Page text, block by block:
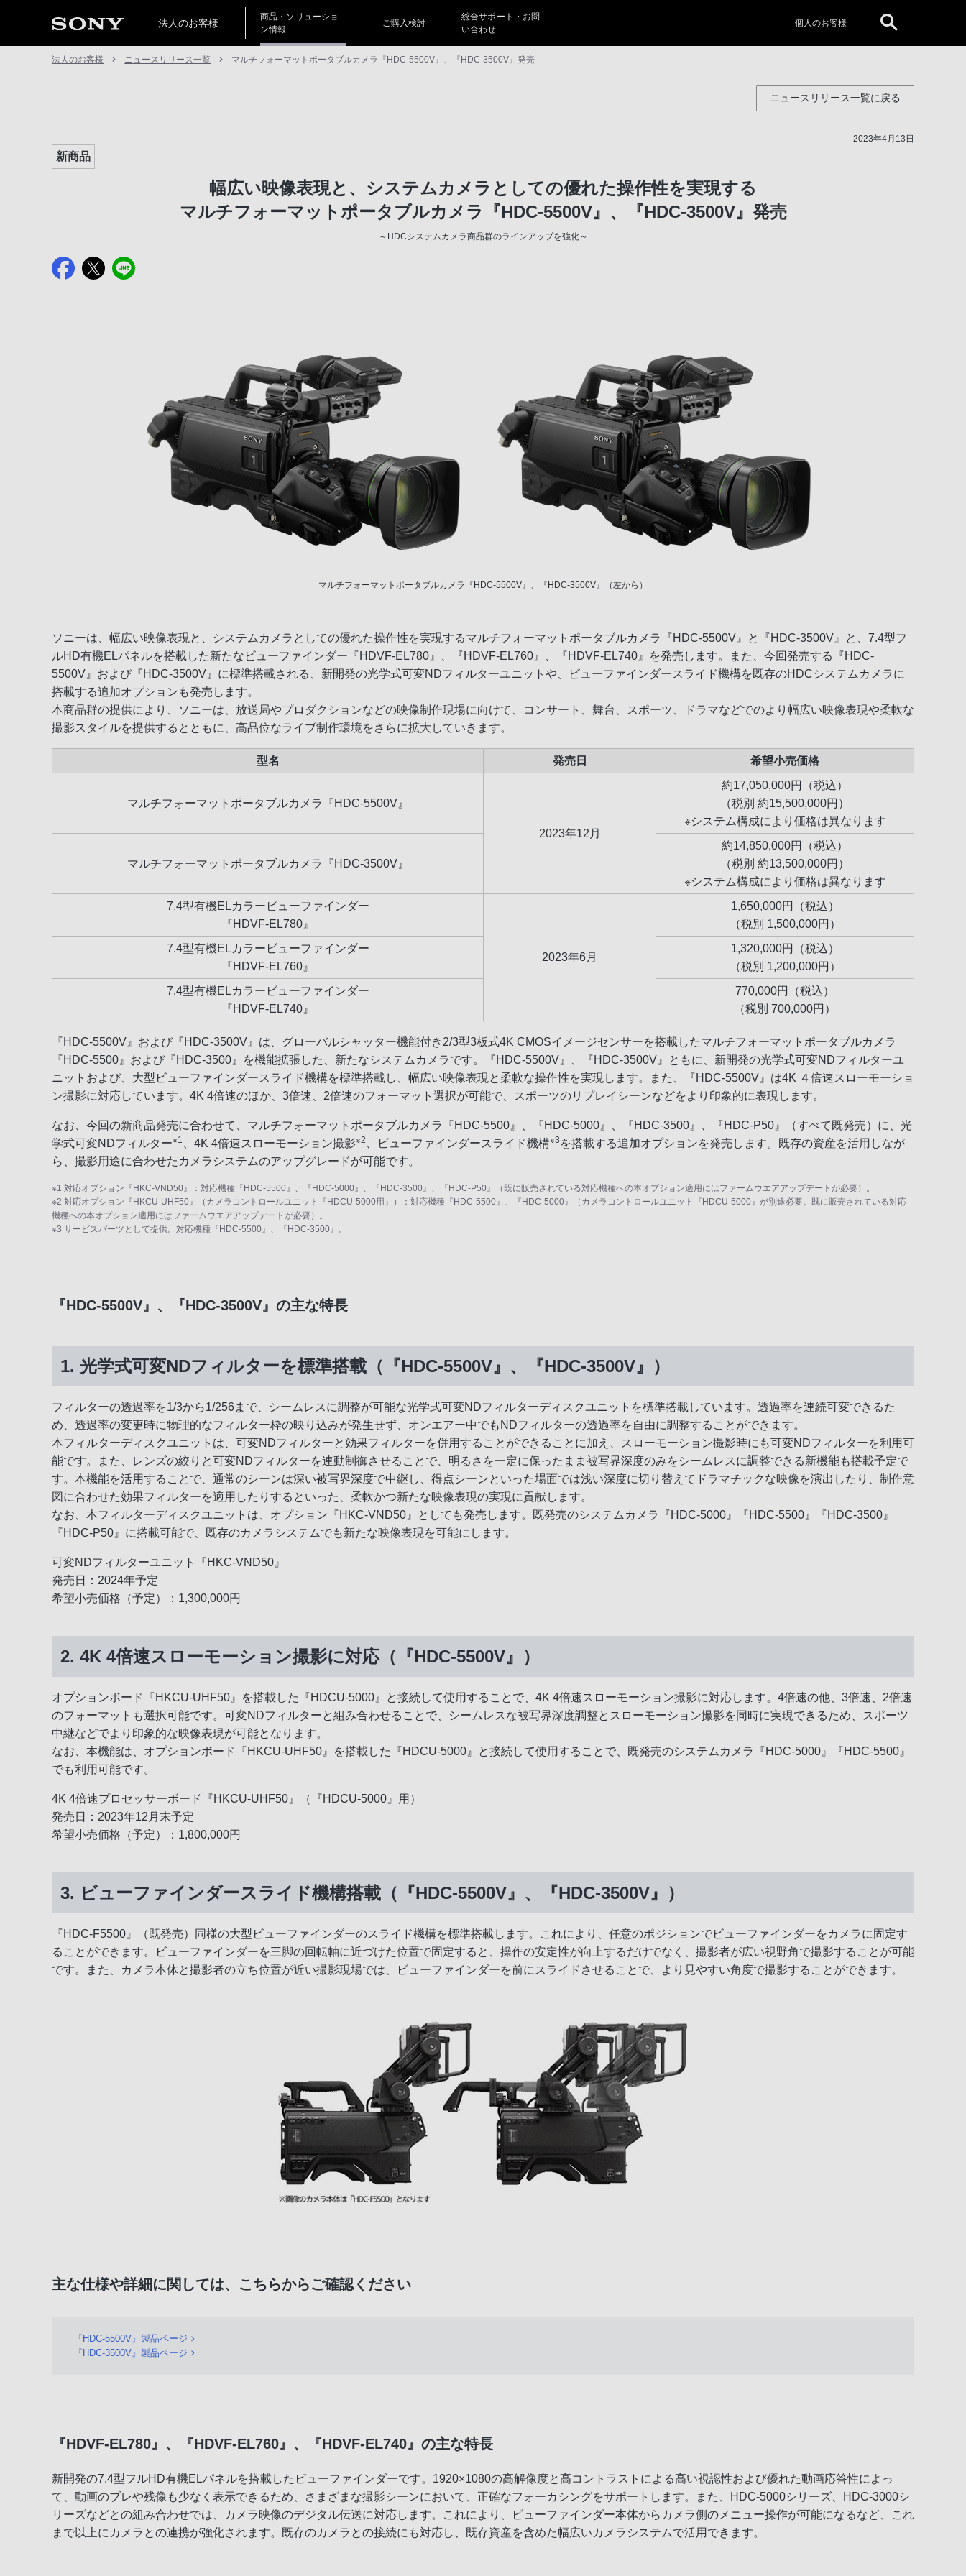
法人のお客様
商品・ソリューショ
ン情報
ご購入検討
総合サポート・お問
い合わせ
個人のお客様
法人のお客様 ニュースリリース一覧 マルチフォーマットポータブルカメラ『HDC-5500V』、『HDC-3500V』発売
ニュースリリース一覧に戻る
2023年4月13日
新商品
幅広い映像表現と、システムカメラとしての優れた操作性を実現する
マルチフォーマットポータブルカメラ『HDC-5500V』、『HDC-3500V』発売
～HDCシステムカメラ商品群のラインアップを強化～
マルチフォーマットポータブルカメラ『HDC-5500V』、『HDC-3500V』（左から）
ソニーは、幅広い映像表現と、システムカメラとしての優れた操作性を実現するマルチフォーマットポータブルカメラ『HDC-5500V』と『HDC-3500V』と、7.4型フ
ルHD有機ELパネルを搭載した新たなビューファインダー『HDVF-EL780』、『HDVF-EL760』、『HDVF-EL740』を発売します。また、今回発売する『HDC-
5500V』および『HDC-3500V』に標準搭載される、新開発の光学式可変NDフィルターユニットや、ビューファインダースライド機構を既存のHDCシステムカメラに
搭載する追加オプションも発売します。
本商品群の提供により、ソニーは、放送局やプロダクションなどの映像制作現場に向けて、コンサート、舞台、スポーツ、ドラマなどでのより幅広い映像表現や柔軟な
撮影スタイルを提供するとともに、高品位なライブ制作環境をさらに拡大していきます。
型名 発売日 希望小売価格
マルチフォーマットポータブルカメラ『HDC-5500V』
2023年12月
約17,050,000円（税込）
（税別 約15,500,000円）
※システム構成により価格は異なります
マルチフォーマットポータブルカメラ『HDC-3500V』
約14,850,000円（税込）
（税別 約13,500,000円）
※システム構成により価格は異なります
7.4型有機ELカラービューファインダー
『HDVF-EL780』
2023年6月
1,650,000円（税込）
（税別 1,500,000円）
7.4型有機ELカラービューファインダー
『HDVF-EL760』
1,320,000円（税込）
（税別 1,200,000円）
7.4型有機ELカラービューファインダー
『HDVF-EL740』
770,000円（税込）
（税別 700,000円）
『HDC-5500V』および『HDC-3500V』は、グローバルシャッター機能付き2/3型3板式4K CMOSイメージセンサーを搭載したマルチフォーマットポータブルカメラ
『HDC-5500』および『HDC-3500』を機能拡張した、新たなシステムカメラです。『HDC-5500V』、『HDC-3500V』ともに、新開発の光学式可変NDフィルターユ
ニットおよび、大型ビューファインダースライド機構を標準搭載し、幅広い映像表現と柔軟な操作性を実現します。また、『HDC-5500V』は4K ４倍速スローモーショ
ン撮影に対応しています。4K 4倍速のほか、3倍速、2倍速のフォーマット選択が可能で、スポーツのリプレイシーンなどをより印象的に表現します。
なお、今回の新商品発売に合わせて、マルチフォーマットポータブルカメラ『HDC-5500』、『HDC-5000』、『HDC-3500』、『HDC-P50』（すべて既発売）に、光
学式可変NDフィルター※1 、4K 4倍速スローモーション撮影※2 、ビューファインダースライド機構※3 を搭載する追加オプションを発売します。既存の資産を活用しなが
ら、撮影用途に合わせたカメラシステムのアップグレードが可能です。
※1 対応オプション『HKC-VND50』：対応機種『HDC-5500』、『HDC-5000』、『HDC-3500』、『HDC-P50』（既に販売されている対応機種への本オプション適用にはファームウエアアップデートが必要）。
※2 対応オプション『HKCU-UHF50』（カメラコントロールユニット『HDCU-5000用』）：対応機種『HDC-5500』、『HDC-5000』（カメラコントロールユニット『HDCU-5000』が別途必要。既に販売されている対応
機種への本オプション適用にはファームウエアアップデートが必要）。
※3 サービスパーツとして提供。対応機種『HDC-5500』、『HDC-3500』。
『HDC-5500V』、『HDC-3500V』の主な特長
1. 光学式可変NDフィルターを標準搭載（『HDC-5500V』、『HDC-3500V』）
フィルターの透過率を1/3から1/256まで、シームレスに調整が可能な光学式可変NDフィルターディスクユニットを標準搭載しています。透過率を連続可変できるた
め、透過率の変更時に物理的なフィルター枠の映り込みが発生せず、オンエアー中でもNDフィルターの透過率を自由に調整することができます。
本フィルターディスクユニットは、可変NDフィルターと効果フィルターを併用することができることに加え、スローモーション撮影時にも可変NDフィルターを利用可
能です。また、レンズの絞りと可変NDフィルターを連動制御させることで、明るさを一定に保ったまま被写界深度のみをシームレスに調整できる新機能も搭載予定で
す。本機能を活用することで、通常のシーンは深い被写界深度で中継し、得点シーンといった場面では浅い深度に切り替えてドラマチックな映像を演出したり、制作意
図に合わせた効果フィルターを適用したりするといった、柔軟かつ新たな映像表現の実現に貢献します。
なお、本フィルターディスクユニットは、オプション『HKC-VND50』としても発売します。既発売のシステムカメラ『HDC-5000』『HDC-5500』『HDC-3500』
『HDC-P50』に搭載可能で、既存のカメラシステムでも新たな映像表現を可能にします。
可変NDフィルターユニット『HKC-VND50』
発売日：2024年予定
希望小売価格（予定）：1,300,000円
2. 4K 4倍速スローモーション撮影に対応（『HDC-5500V』）
オプションボード『HKCU-UHF50』を搭載した『HDCU-5000』と接続して使用することで、4K 4倍速スローモーション撮影に対応します。4倍速の他、3倍速、2倍速
のフォーマットも選択可能です。可変NDフィルターと組み合わせることで、シームレスな被写界深度調整とスローモーション撮影を同時に実現できるため、スポーツ
中継などでより印象的な映像表現が可能となります。
なお、本機能は、オプションボード『HKCU-UHF50』を搭載した『HDCU-5000』と接続して使用することで、既発売のシステムカメラ『HDC-5000』『HDC-5500』
でも利用可能です。
4K 4倍速プロセッサーボード『HKCU-UHF50』（『HDCU-5000』用）
発売日：2023年12月末予定
希望小売価格（予定）：1,800,000円
3. ビューファインダースライド機構搭載（『HDC-5500V』、『HDC-3500V』）
『HDC-F5500』（既発売）同様の大型ビューファインダーのスライド機構を標準搭載します。これにより、任意のポジションでビューファインダーをカメラに固定す
ることができます。ビューファインダーを三脚の回転軸に近づけた位置で固定すると、操作の安定性が向上するだけでなく、撮影者が広い視野角で撮影することが可能
です。また、カメラ本体と撮影者の立ち位置が近い撮影現場では、ビューファインダーを前にスライドさせることで、より見やすい角度で撮影することができます。
主な仕様や詳細に関しては、こちらからご確認ください
『HDC-5500V』製品ページ
『HDC-3500V』製品ページ
『HDVF-EL780』、『HDVF-EL760』、『HDVF-EL740』の主な特長
新開発の7.4型フルHD有機ELパネルを搭載したビューファインダーです。1920×1080の高解像度と高コントラストによる高い視認性および優れた動画応答性によっ
て、動画のブレや残像も少なく表示できるため、さまざまな撮影シーンにおいて、正確なフォーカシングをサポートします。また、HDC-5000シリーズ、HDC-3000シ
リーズなどとの組み合わせでは、カメラ映像のデジタル伝送に対応します。これにより、ビューファインダー本体からカメラ側のメニュー操作が可能になるなど、これ
まで以上にカメラとの連携が強化されます。既存のカメラとの接続にも対応し、既存資産を含めた幅広いカメラシステムで活用できます。